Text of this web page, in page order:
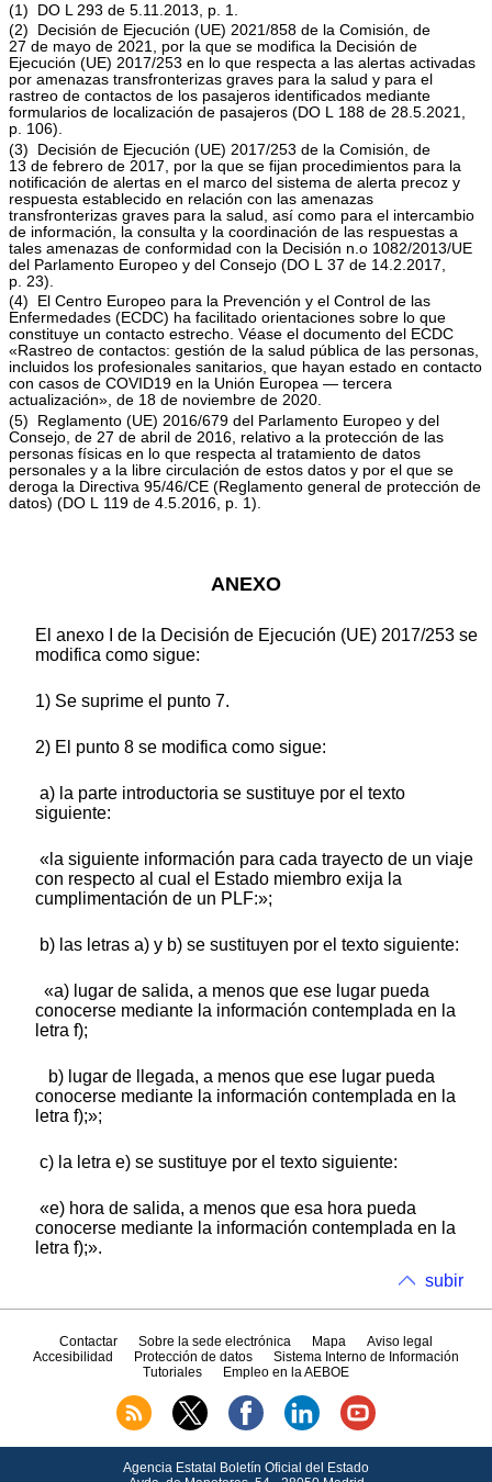
(1 ) DO L 293 de 5.11.2013, p. 1
(2) Decisión de Ejecución (UE) 2021/858 de la Comisión, de
27 de mayo de 2021, por la que se modifica la Decisión de
Ejecución (UE) 2017/253 en lo que respecta a las alertas activadas
por amenazas transfronterizas graves para la salud y para el
rastreo de contactos de los pasajeros identificados mediante
formularios de localización de pasajeros (DO L 188 de 28.5.2021,
p. 106).
(3) Decisión de Ejecución (UE) 2017/253 de la Comisión, de
13 de febrero de 2017, por la que se fijan procedimientos para la
notificación de alertas en el marco del sistema de alerta precoz y
respuesta establecido en relación con las amenazas
transfronterizas graves para la salud, así como para el intercambio
de información, la consulta y la coordinación de las respuestas a
tales amenazas de conformidad con la Decisión n. o 1082/2013/UE
del Parlamento Europeo y del Consejo (DO L 37 de 14.2.2017,
p. 23).
(4) El Centro Europeo para la Prevención y el Control de las
Enfermedades (ECDC) ha facilitado orientaciones sobre lo que
constituye un contacto estrecho. Véase el documento del ECDC
«Rastreo de contactos: gestión de la salud pública de las personas,
incluidos los profesionales sanitarios, que hayan estado en contacto
con casos de COVID19 en la Unión Europea — tercera
actualización», de 18 de noviembre de 2020.
(5) Reglamento (UE) 2016/679 del Parlamento Europeo y del
Consejo, de 27 de abril de 2016, relativo a la protección de las
personas físicas en lo que respecta al tratamiento de datos
personales y a la libre circulación de estos datos y por el que se
deroga la Directiva 95/46/CE (Reglamento general de protección de
datos) (DO L 119 de 4.5.2016, p. 1 ).
ANEXO
El anexo I de la Decisión de Ejecución (UE) 2017/253 se
modifica como sigue:
1) Se suprime el punto 7.
2) El punto 8 se modifica como sigue:
a) la parte introductoria se sustituye por el texto
siguiente:
«la siguiente información para cada trayecto de un viaje
con respecto al cual el Estado miembro exija la
cumplimentación de un PLF:»;
b) las letras a) y b) se sustituyen por el texto siguiente:
«a) lugar de salida, a menos que ese lugar pueda
conocerse mediante la información contemplada en la
letra f);
b) lugar de llegada, a menos que ese lugar pueda
conocerse mediante la información contemplada en la
letra f);»;
c) la letra e) se sustituye por el texto siguiente:
«e) hora de salida, a menos que esa hora pueda
conocerse mediante la información contemplada en la
letra f);».
subir
Contactar Sobre la sede electrónica Mapa
Aviso legal
Accesibilidad
Protección de datos
Sistema Interno de Información
Tutoriales
Empleo en la AEBOE
Agencia Estatal Boletín Oficial del Estado